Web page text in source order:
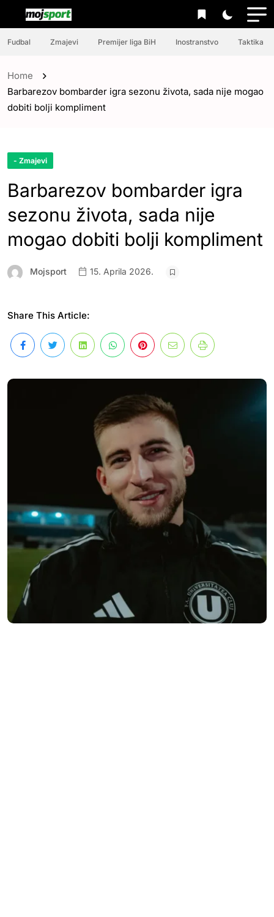
Fudbal Zmajevi Premijer liga BiH Inostranstvo Taktika
Home
Barbarezov bombarder igra sezonu života, sada nije mogao
dobiti bolji kompliment
- Zmajevi
Barbarezov bombarder igra
sezonu života, sada nije
mogao dobiti bolji kompliment
Mojsport 15. Aprila 2026.
Share This Article: